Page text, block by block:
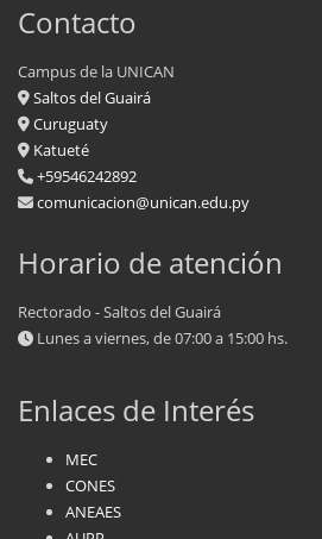
Contacto
Campus de la UNICAN
Saltos del Guairá
Curuguaty
Katueté
+59546242892
comunicacion@unican.edu.py
Horario de atención
Rectorado - Saltos del Guairá
Lunes a viernes, de 07:00 a 15:00 hs.
Enlaces de Interés
MEC
CONES
ANEAES